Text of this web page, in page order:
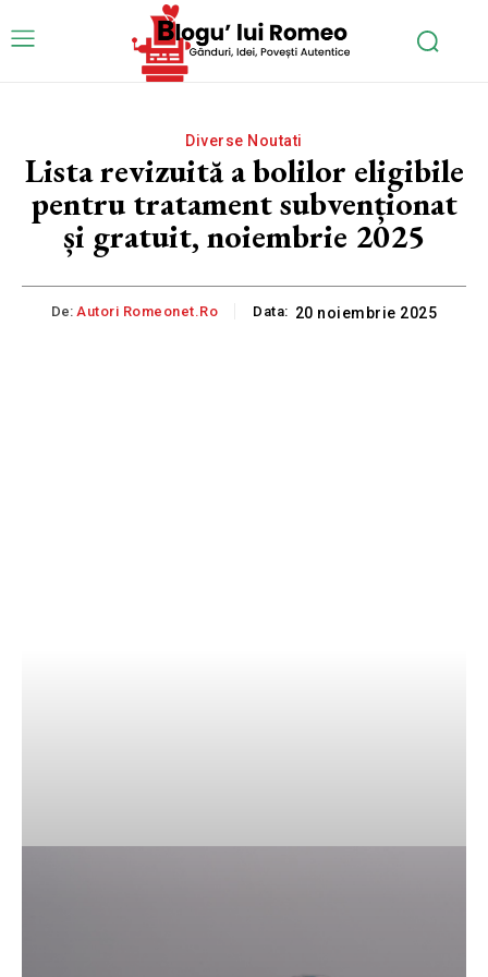
Diverse Noutati
Lista revizuită a bolilor eligibile
pentru tratament subvenționat
și gratuit, noiembrie 2025
De: Autori Romeonet.ro Data: 20 noiembrie 2025